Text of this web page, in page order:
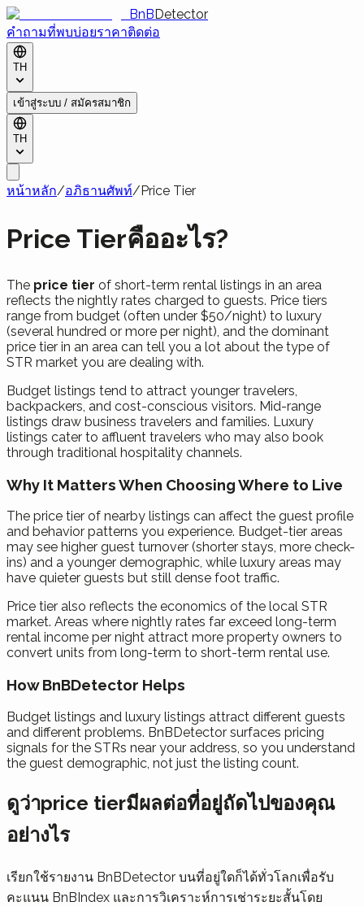
BnBDetector
คำถามที่พบบ่อยราคาติดต่อ
TH
เข้าสู่ระบบ / สมัครสมาชิก
TH
หน้าหลัก/อภิธานศัพท์/Price Tier
Price Tierคืออะไร?
The price tier of short-term rental listings in an area
reflects the nightly rates charged to guests. Price tiers
range from budget (often under $50/night) to luxury
(several hundred or more per night), and the dominant
price tier in an area can tell you a lot about the type of
STR market you are dealing with.
Budget listings tend to attract younger travelers,
backpackers, and cost-conscious visitors. Mid-range
listings draw business travelers and families. Luxury
listings cater to affluent travelers who may also book
through traditional hospitality channels.
Why It Matters When Choosing Where to Live
The price tier of nearby listings can affect the guest profile
and behavior patterns you experience. Budget-tier areas
may see higher guest turnover (shorter stays, more check-
ins) and a younger demographic, while luxury areas may
have quieter guests but still dense foot traffic.
Price tier also reflects the economics of the local STR
market. Areas where nightly rates far exceed long-term
rental income per night attract more property owners to
convert units from long-term to short-term rental use.
How BnBDetector Helps
Budget listings and luxury listings attract different guests
and different problems. BnBDetector surfaces pricing
signals for the STRs near your address, so you understand
the guest demographic, not just the listing count.
ดูว่าprice tierมีผลต่อที่อยู่ถัดไปของคุณ
อย่างไร
เรียกใช้รายงาน BnBDetector บนที่อยู่ใดก็ได้ทั่วโลกเพื่อรับ
คะแนน BnBIndex และการวิเคราะห์การเช่าระยะสั้นโดย